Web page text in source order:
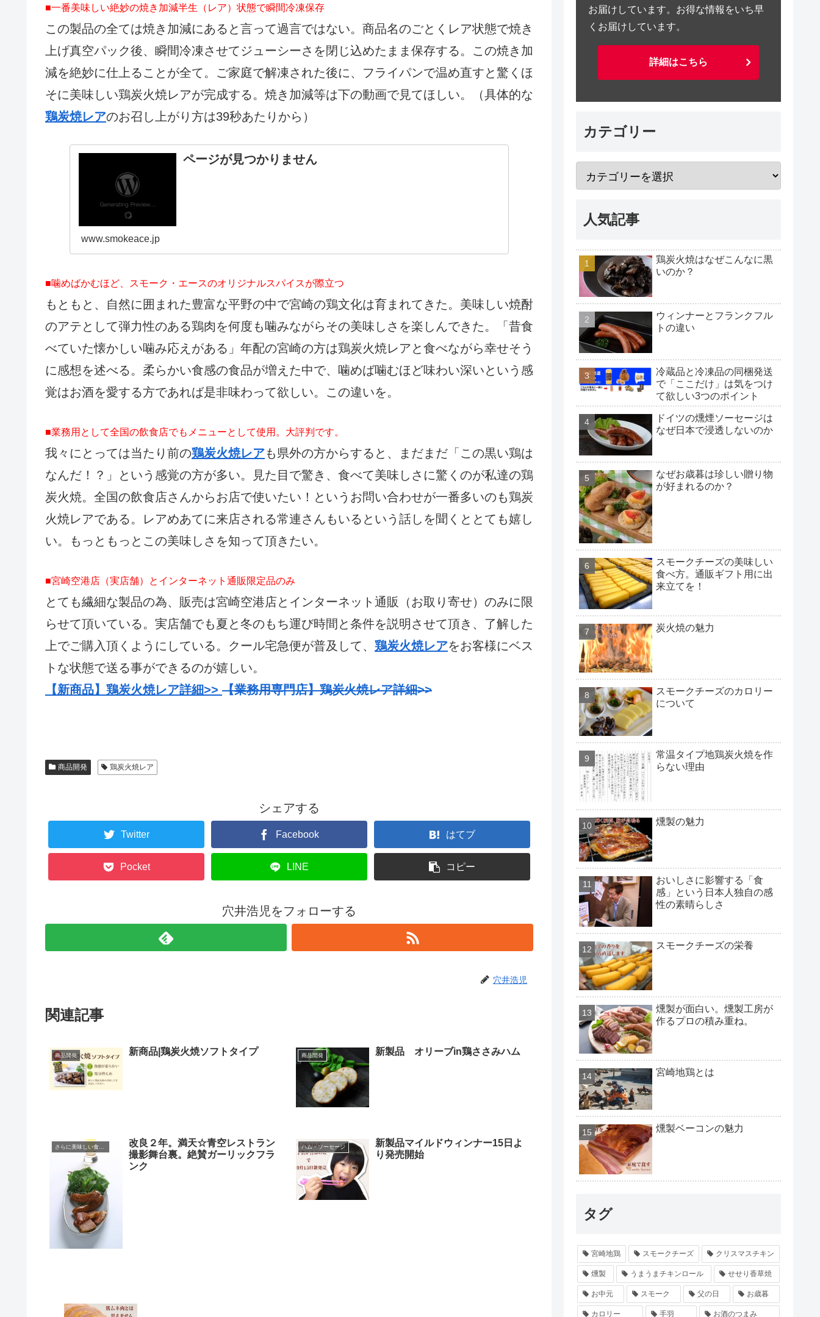
■一番美味しい絶妙の焼き加減半生（レア）状態で瞬間冷凍保存
この製品の全ては焼き加減にあると言って過言ではない。商品名のごとくレア状態で焼き
上げ真空パック後、瞬間冷凍させてジューシーさを閉じ込めたまま保存する。この焼き加
減を絶妙に仕上ることが全て。ご家庭で解凍された後に、フライパンで温め直すと驚くほ
そに美味しい鶏炭火焼レアが完成する。焼き加減等は下の動画で見てほしい。（具体的な
鶏炭焼レアのお召し上がり方は39秒あたりから）
ページが見つかりません
www.smokeace.jp
■噛めばかむほど、スモーク・エースのオリジナルスパイスが際立つ
もともと、自然に囲まれた豊富な平野の中で宮崎の鶏文化は育まれてきた。美味しい焼酎
のアテとして弾力性のある鶏肉を何度も噛みながらその美味しさを楽しんできた。「昔食
べていた懐かしい噛み応えがある」年配の宮崎の方は鶏炭火焼レアと食べながら幸せそう
に感想を述べる。柔らかい食感の食品が増えた中で、噛めば噛むほど味わい深いという感
覚はお酒を愛する方であれば是非味わって欲しい。この違いを。
■業務用として全国の飲食店でもメニューとして使用。大評判です。
我々にとっては当たり前の鶏炭火焼レアも県外の方からすると、まだまだ「この黒い鶏は
なんだ！？」という感覚の方が多い。見た目で驚き、食べて美味しさに驚くのが私達の鶏
炭火焼。全国の飲食店さんからお店で使いたい！というお問い合わせが一番多いのも鶏炭
火焼レアである。レアめあてに来店される常連さんもいるという話しを聞くととても嬉し
い。もっともっとこの美味しさを知って頂きたい。
■宮崎空港店（実店舗）とインターネット通販限定品のみ
とても繊細な製品の為、販売は宮崎空港店とインターネット通販（お取り寄せ）のみに限
らせて頂いている。実店舗でも夏と冬のもち運び時間と条件を説明させて頂き、了解した
上でご購入頂くようにしている。クール宅急便が普及して、 鶏炭火焼レアをお客様にベス
トな状態で送る事ができるのが嬉しい。
【新商品】鶏炭火焼レア詳細>> 【業務用専門店】鶏炭火焼レア詳細>>
商品開発 鶏炭火焼レア
シェアする
Twitter Facebook はてブ
Pocket LINE コピー
穴井浩児をフォローする
穴井浩児
関連記事
商品開発 新商品|鶏炭火焼ソフトタイプ 商品開発 新製品 オリーブin鶏ささみハム
さらに美味しい食べ方
改良２年。満天☆青空レストラン
撮影舞台裏。絶賛ガーリックフラ
ンク
ハム・ソーセージ
新製品マイルドウィンナー15日よ
り発売開始
お届けしています。お得な情報をいち早
くお届けしています。
詳細はこちら
カテゴリー
人気記事
鶏炭火焼はなぜこんなに黒
いのか？
ウィンナーとフランクフル
トの違い
冷蔵品と冷凍品の同梱発送
で「ここだけ」は気をつけ
て欲しい3つのポイント
ドイツの燻煙ソーセージは
なぜ日本で浸透しないのか
なぜお歳暮は珍しい贈り物
が好まれるのか？
スモークチーズの美味しい
食べ方。通販ギフト用に出
来立てを！
炭火焼の魅力
スモークチーズのカロリー
について
常温タイプ地鶏炭火焼を作
らない理由
燻製の魅力
おいしさに影響する「食
感」という日本人独自の感
性の素晴らしさ
スモークチーズの栄養
燻製が面白い。燻製工房が
作るプロの積み重ね。
宮崎地鶏とは
燻製ベーコンの魅力
タグ
宮崎地鶏 スモークチーズ クリスマスチキン
燻製 うまうまチキンロール せせり香草焼
お中元 スモーク 父の日 お歳暮
カロリー 手羽 お酒のつまみ